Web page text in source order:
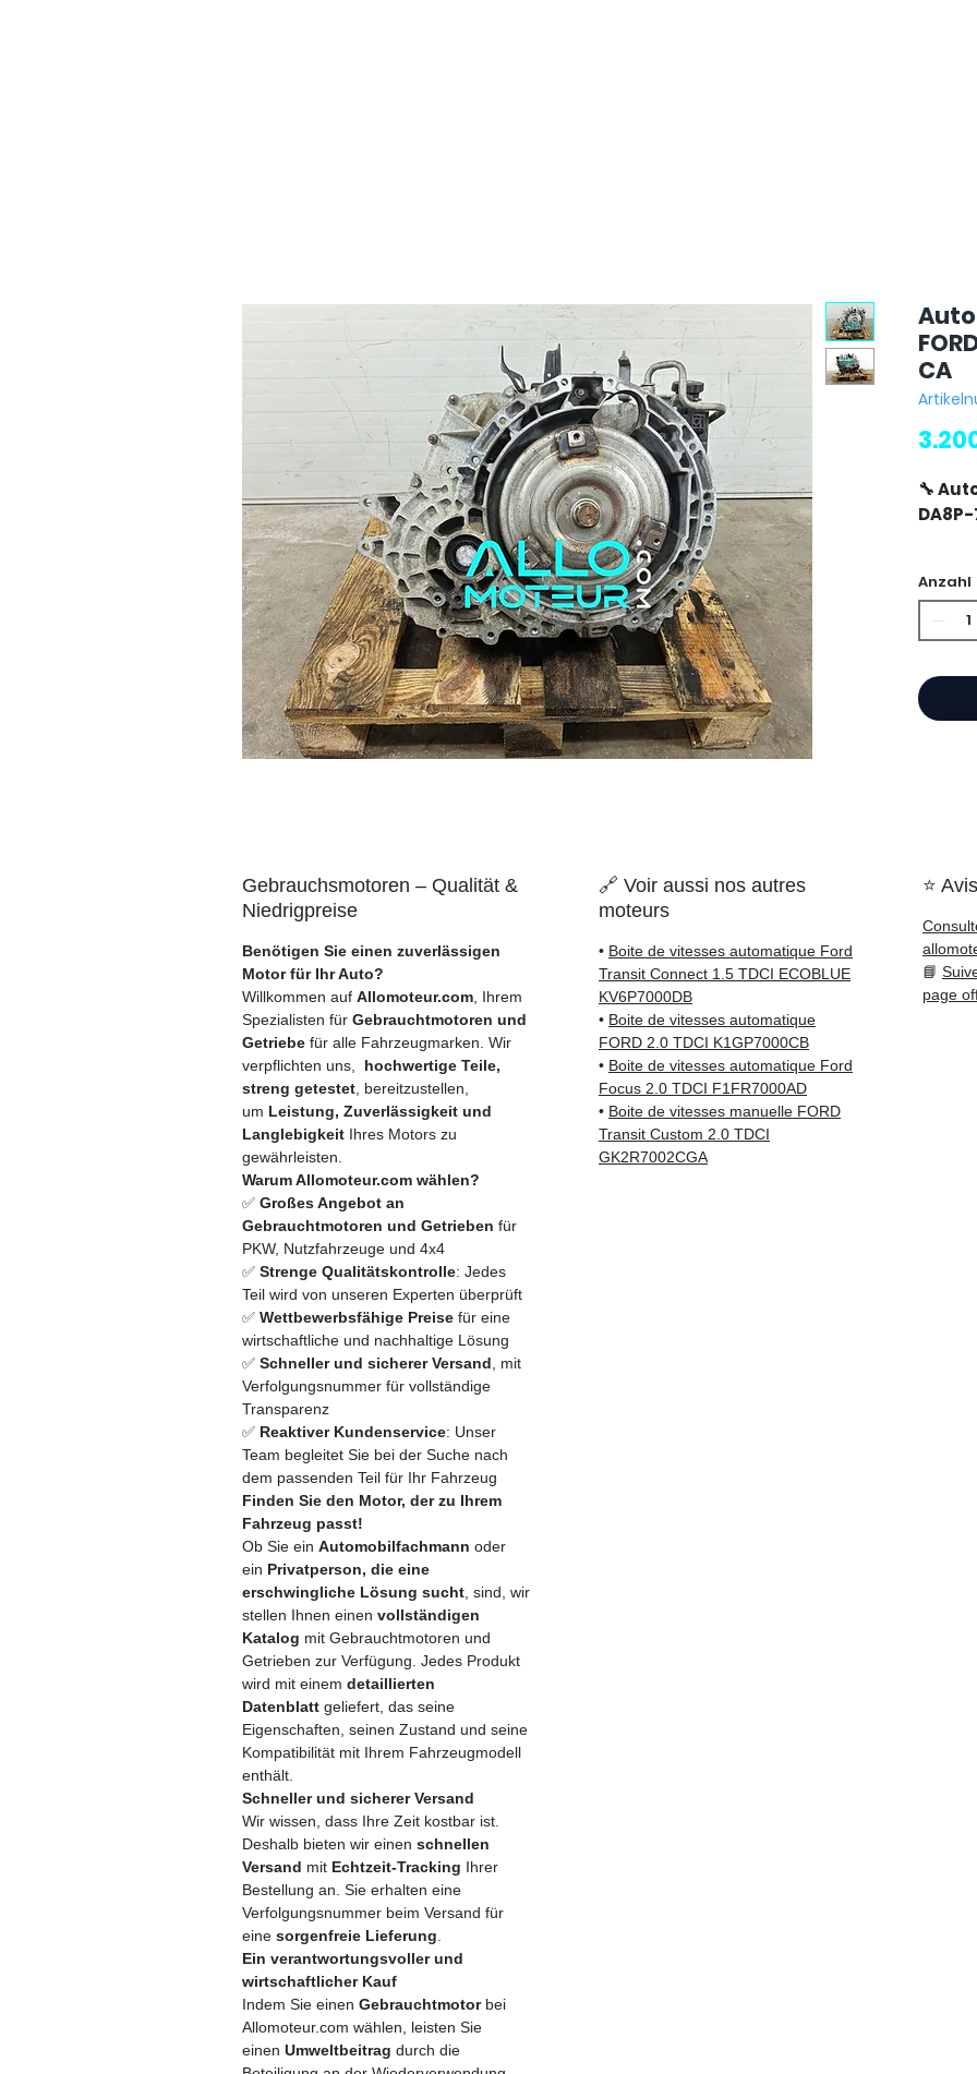
CA
🔧
🔖
CA 🔹
einen
Anzahl
Gebrauchsmotoren – Qualität &
Niedrigpreise
Benötigen Sie einen zuverlässigen
Motor für Ihr Auto?
Willkommen auf Allomoteur.com , Ihrem
Spezialisten für Gebrauchtmotoren und
Getriebe für alle Fahrzeugmarken. Wir
verpflichten uns, hochwertige Teile,
streng getestet , bereitzustellen,
um Leistung, Zuverlässigkeit und
Langlebigkeit Ihres Motors zu
gewährleisten.
Warum Allomoteur.com wählen?
✅ Großes Angebot an
Gebrauchtmotoren und Getrieben für
PKW, Nutzfahrzeuge und 4x4
✅ Strenge Qualitätskontrolle: Jedes
Teil wird von unseren Experten überprüft
✅ Wettbewerbsfähige Preise für eine
wirtschaftliche und nachhaltige Lösung
✅ Schneller und sicherer Versand , mit
Verfolgungsnummer für vollständige
Transparenz
✅ Reaktiver Kundenservice: Unser
Team begleitet Sie bei der Suche nach
dem passenden Teil für Ihr Fahrzeug
Finden Sie den Motor, der zu Ihrem
Fahrzeug passt!
Ob Sie ein Automobilfachmann oder
ein Privatperson, die eine
erschwingliche Lösung sucht , sind, wir
stellen Ihnen einen vollständigen
Katalog mit Gebrauchtmotoren und
Getrieben zur Verfügung. Jedes Produkt
wird mit einem detaillierten
Datenblatt geliefert, das seine
Eigenschaften, seinen Zustand und seine
Kompatibilität mit Ihrem Fahrzeugmodell
enthält.
Schneller und sicherer Versand
Wir wissen, dass Ihre Zeit kostbar ist.
Deshalb bieten wir einen schnellen
Versand mit Echtzeit-Tracking Ihrer
Bestellung an. Sie erhalten eine
Verfolgungsnummer beim Versand für
eine sorgenfreie Lieferung
Ein verantwortungsvoller und
wirtschaftlicher Kauf
Indem Sie einen Gebrauchtmotorbei
Allomoteur.com wählen, leisten Sie
einen Umweltbeitrag durch die
🔗 Voir aussi nos autres
moteurs
• Boite de vitesses automatique Ford
Transit Connect 1.5 TDCI ECOBLUE
KV6P7000DB
• Boite de vitesses automatique
FORD 2.0 TDCI K1GP7000CB
• Boite de vitesses automatique Ford
Focus 2.0 TDCI F1FR7000AD
• Boite de vitesses manuelle FORD
Transit Custom 2.0 TDCI
GK2R7002CGA
⭐
📘
page